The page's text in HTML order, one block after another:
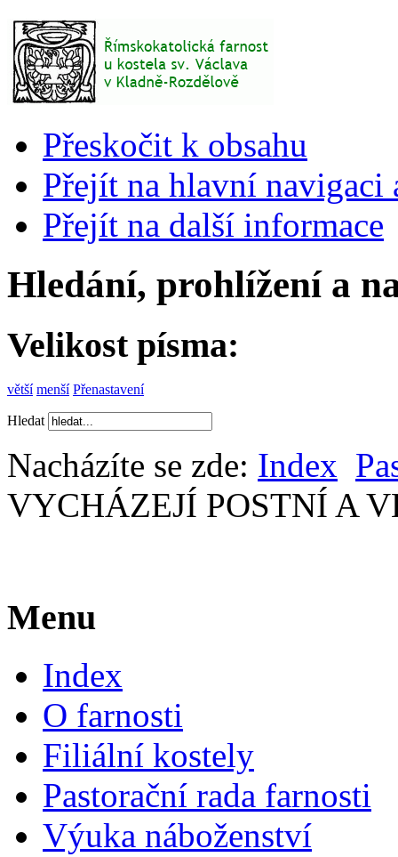
Přeskočit k obsahu
Přejít na hlavní navigaci
Přejít na další informace
Hledání, prohlížení a
Velikost písma:
větší menší Přenastavení
Hledat
Nacházíte se zde: Index
VYCHÁZEJÍ POSTNÍ A
Menu
Index
O farnosti
Filiální kostely
Pastorační rada farnosti
Výuka náboženství